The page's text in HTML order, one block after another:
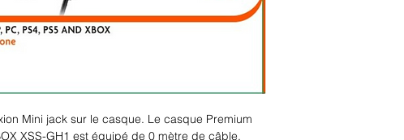
Mini jack sur le casque. Le casque Premium
XSS-GH1 est équipé de 0 mètre de câble.